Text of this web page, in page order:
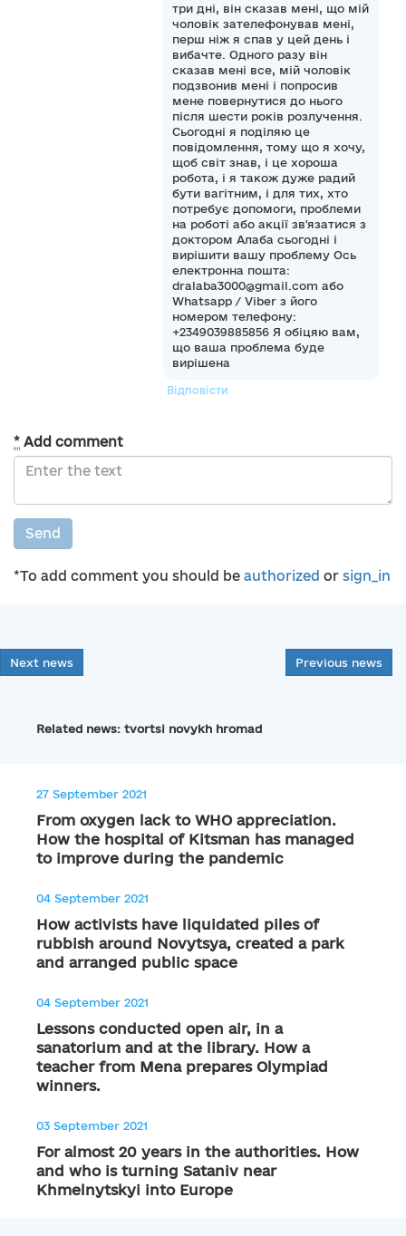
три дні, він сказав мені, що мій
чоловік зателефонував мені,
перш ніж я спав у цей день і
вибачте. Одного разу він
сказав мені все, мій чоловік
подзвонив мені і попросив
мене повернутися до нього
після шести років розлучення.
Сьогодні я поділяю це
повідомлення, тому що я хочу,
щоб світ знав, і це хороша
робота, і я також дуже радий
бути вагітним, і для тих, хто
потребує допомоги, проблеми
на роботі або акції зв'язатися з
доктором Алаба сьогодні і
вирішити вашу проблему Ось
електронна пошта:
dralaba3000@gmail.com або
Whatsapp / Viber з його
номером телефону:
+2349039885856 Я обіцяю вам,
що ваша проблема буде
вирішена
Відповісти
* Add comment
Send
*To add comment you should be authorized or sign_in
Next news Previous news
Related news: tvortsi novykh hromad
27 September 2021
From oxygen lack to WHO appreciation.
How the hospital of Kitsman has managed
to improve during the pandemic
04 September 2021
How activists have liquidated piles of
rubbish around Novytsya, created a park
and arranged public space
04 September 2021
Lessons conducted open air, in a
sanatorium and at the library. How a
teacher from Mena prepares Olympiad
winners.
03 September 2021
For almost 20 years in the authorities. How
and who is turning Sataniv near
Khmelnytskyi into Europe